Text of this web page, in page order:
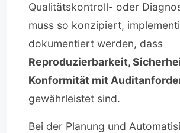
Qualitätskontroll- oder
muss so konzipiert,
dokumentiert werden, dass
Reproduzierbarkeit,
Konformität mit
gewährleistet sind.
Bei der Planung und